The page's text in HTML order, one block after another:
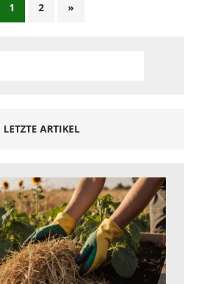
1 2 »
LETZTE ARTIKEL